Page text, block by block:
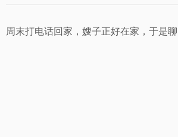
周末打电话回家，嫂子正好在家，于是聊